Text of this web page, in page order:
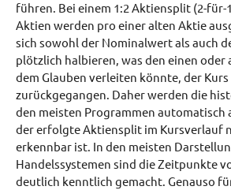
führen. Bei einem 1:2 Aktiensplit (2-für-
Aktien werden pro einer alten Aktie
sich sowohl der Nominalwert als auch
plötzlich halbieren, was den einen oder
dem Glauben verleiten könnte, der Kurs
zurückgegangen. Daher werden die
den meisten Programmen automatisch
der erfolgte Aktiensplit im Kursverlauf
erkennbar ist. In den meisten
Handelssystemen sind die Zeitpunkte
deutlich kenntlich gemacht. Genauso